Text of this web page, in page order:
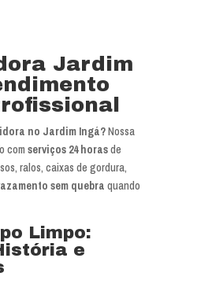
Jardim
no Jardim Ingá?Nossa
com serviços 24 horasde
ralos, caixas de gordura,
sem quebra quando
Limpo:
e